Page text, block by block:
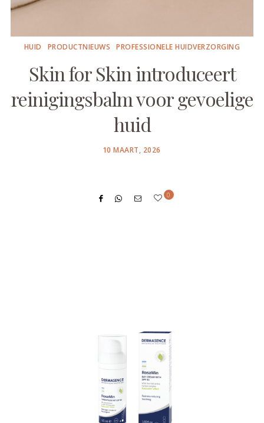
HUID PRODUCTNIEUWS PROFESSIONELE HUIDVERZORGING
Skin for Skin introduceert
reinigingsbalm voor gevoelige
huid
POSTED
10 MAART, 2026
0